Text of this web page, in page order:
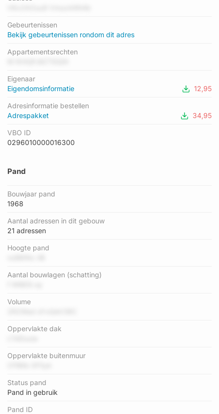
ligt heeft als status: 'pand in gebruik'.
Gebeurtenissen
Bekijk gebeurtenissen rondom dit adres
Appartementsrechten
Eigenaar
Eigendomsinformatie
12,95
Adresinformatie bestellen
Adrespakket
34,95
VBO ID
0296010000016300
Pand
Bouwjaar pand
1968
Aantal adressen in dit gebouw
21 adressen
Hoogte pand
Aantal bouwlagen (schatting)
Volume
Oppervlakte dak
Oppervlakte buitenmuur
Status pand
Pand in gebruik
Pand ID